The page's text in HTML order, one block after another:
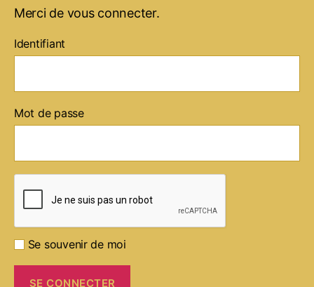
Merci de vous connecter.
Identifiant
Mot de passe
Se souvenir de moi